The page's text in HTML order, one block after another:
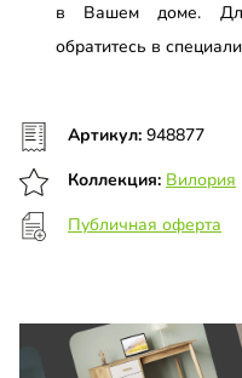
в Вашем доме.
обратитесь в
Артикул: 948877
Коллекция: Вилория
Публичная оферта